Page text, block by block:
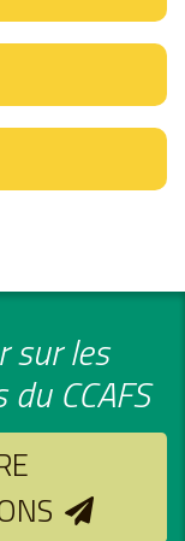
sur les
CCAFS